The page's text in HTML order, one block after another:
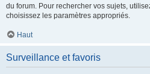
du forum. Pour rechercher vos sujets,
choisissez les paramètres appropriés.
Haut
Surveillance et favoris